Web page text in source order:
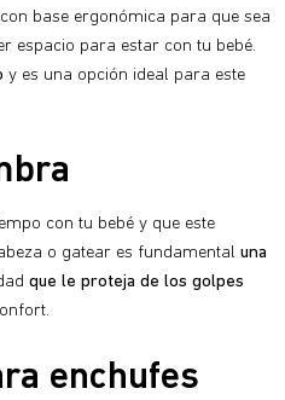
base ergonómica para que sea
espacio para estar con tu bebé.
y es una opción ideal para este
con tu bebé y que este
o gatear es fundamental una
que le proteja de los golpes
enchufes